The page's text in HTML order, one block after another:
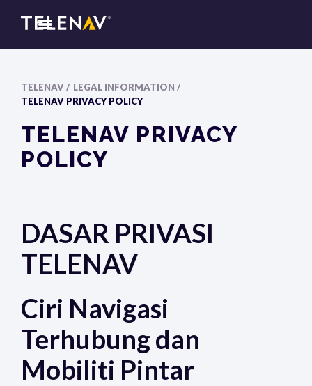
TELENAV / LEGAL INFORMATION /
TELENAV PRIVACY POLICY
TELENAV PRIVACY
POLICY
DASAR PRIVASI
TELENAV
Ciri Navigasi
Terhubung dan
Mobiliti Pintar